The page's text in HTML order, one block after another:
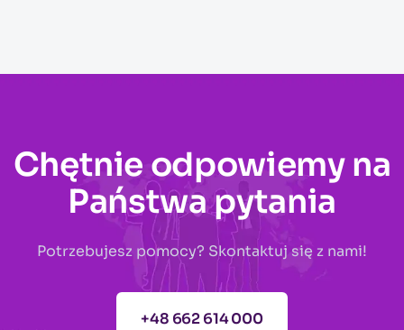
Chętnie odpowiemy na
Państwa pytania
Potrzebujesz pomocy? Skontaktuj się z nami!
+48 662 614 000